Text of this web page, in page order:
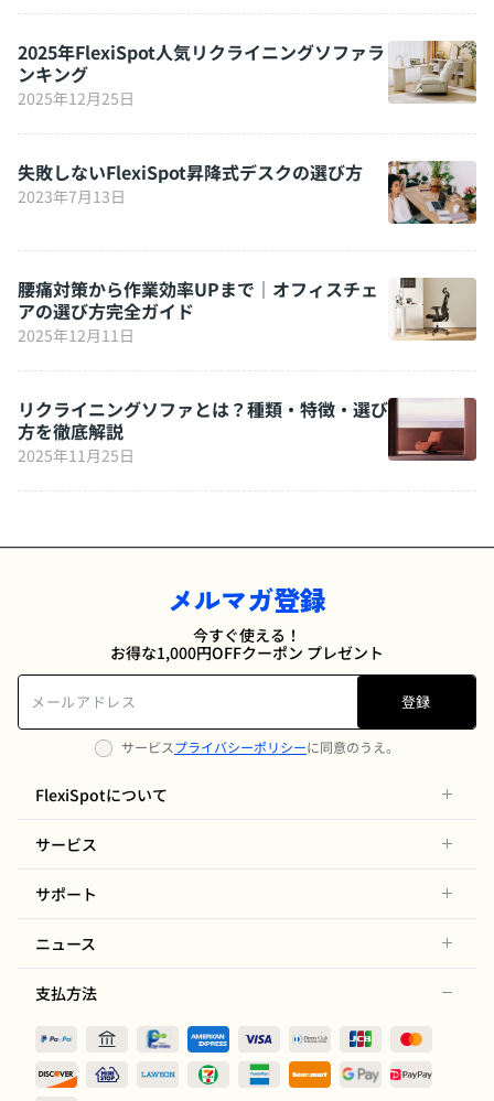
2025年FlexiSpot人気リクライニングソファラ
ンキング
2025年12月25日
失敗しないFlexiSpot昇降式デスクの選び方
2023年7月13日
腰痛対策から作業効率UPまで｜オフィスチェ
アの選び方完全ガイド
2025年12月11日
リクライニングソファとは？種類・特徴・選び
方を徹底解説
2025年11月25日
メルマガ登録
今すぐ使える！
お得な1,000円OFFクーポン プレゼント
登録
サービスプライバシーポリシーに同意のうえ。
FlexiSpotについて
サービス
サポート
ニュース
支払方法